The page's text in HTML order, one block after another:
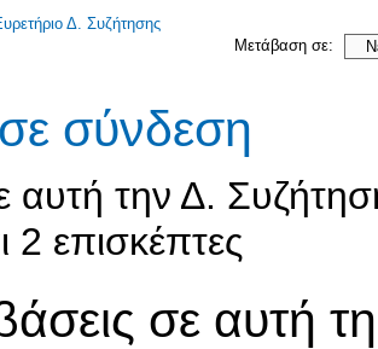
Δ. Συζήτησης
Μετάβαση σε:
σύνδεση
αυτή την Δ.
2 επισκέπτες
σε αυτή